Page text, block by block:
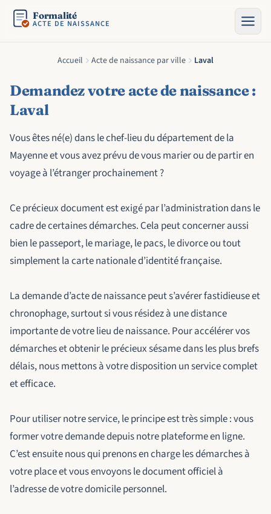
Formalité
ACTE DE NAISSANCE
Accueil Acte de naissance par ville Laval
Demandez votre acte de naissance :
Laval
Vous êtes né(e) dans le chef-lieu du département de la
Mayenne et vous avez prévu de vous marier ou de partir en
voyage à l’étranger prochainement ?
Ce précieux document est exigé par l’administration dans le
cadre de certaines démarches. Cela peut concerner aussi
bien le passeport, le mariage, le pacs, le divorce ou tout
simplement la carte nationale d’identité française.
La demande d’acte de naissance peut s’avérer fastidieuse et
chronophage, surtout si vous résidez à une distance
importante de votre lieu de naissance. Pour accélérer vos
démarches et obtenir le précieux sésame dans les plus brefs
délais, nous mettons à votre disposition un service complet
et efficace.
Pour utiliser notre service, le principe est très simple : vous
former votre demande depuis notre plateforme en ligne.
C’est ensuite nous qui prenons en charge les démarches à
votre place et vous envoyons le document officiel à
l’adresse de votre domicile personnel.